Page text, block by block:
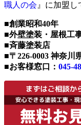
職人の会 』に加盟し
■創業昭和40年
■外壁塗装・屋根工
■斉藤塗装店
■〒226-0003 神奈川
■お客様窓口： 045-